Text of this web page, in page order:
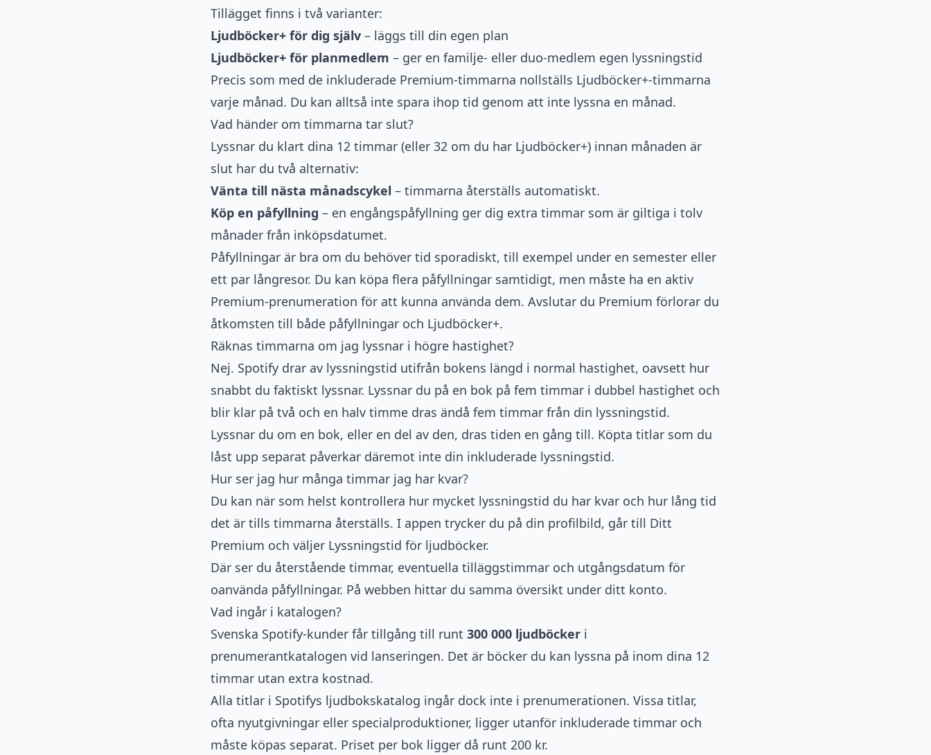
Tillägget finns i två varianter:
Ljudböcker+ för dig själv – läggs till din egen plan
Ljudböcker+ för planmedlem – ger en familje- eller duo-medlem egen lyssningstid
Precis som med de inkluderade Premium-timmarna nollställs Ljudböcker+-timmarna
varje månad. Du kan alltså inte spara ihop tid genom att inte lyssna en månad.
Vad händer om timmarna tar slut?
Lyssnar du klart dina 12 timmar (eller 32 om du har Ljudböcker+) innan månaden är
slut har du två alternativ:
Vänta till nästa månadscykel – timmarna återställs automatiskt.
Köp en påfyllning – en engångspåfyllning ger dig extra timmar som är giltiga i tolv
månader från inköpsdatumet.
Påfyllningar är bra om du behöver tid sporadiskt, till exempel under en semester eller
ett par långresor. Du kan köpa flera påfyllningar samtidigt, men måste ha en aktiv
Premium-prenumeration för att kunna använda dem. Avslutar du Premium förlorar du
åtkomsten till både påfyllningar och Ljudböcker+.
Räknas timmarna om jag lyssnar i högre hastighet?
Nej. Spotify drar av lyssningstid utifrån bokens längd i normal hastighet, oavsett hur
snabbt du faktiskt lyssnar. Lyssnar du på en bok på fem timmar i dubbel hastighet och
blir klar på två och en halv timme dras ändå fem timmar från din lyssningstid.
Lyssnar du om en bok, eller en del av den, dras tiden en gång till. Köpta titlar som du
låst upp separat påverkar däremot inte din inkluderade lyssningstid.
Hur ser jag hur många timmar jag har kvar?
Du kan när som helst kontrollera hur mycket lyssningstid du har kvar och hur lång tid
det är tills timmarna återställs. I appen trycker du på din profilbild, går till Ditt
Premium och väljer Lyssningstid för ljudböcker.
Där ser du återstående timmar, eventuella tilläggstimmar och utgångsdatum för
oanvända påfyllningar. På webben hittar du samma översikt under ditt konto.
Vad ingår i katalogen?
Svenska Spotify-kunder får tillgång till runt 300 000 ljudböcker i
prenumerantkatalogen vid lanseringen. Det är böcker du kan lyssna på inom dina 12
timmar utan extra kostnad.
Alla titlar i Spotifys ljudbokskatalog ingår dock inte i prenumerationen. Vissa titlar,
ofta nyutgivningar eller specialproduktioner, ligger utanför inkluderade timmar och
måste köpas separat. Priset per bok ligger då runt 200 kr.